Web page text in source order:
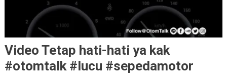
Video Tetap hati-hati ya kak
#otomtalk #lucu #sepedamotor